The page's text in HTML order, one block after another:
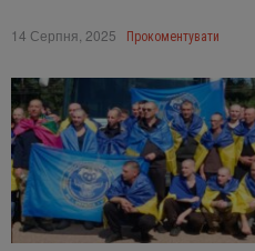
14 Серпня, 2025 Прокоментувати